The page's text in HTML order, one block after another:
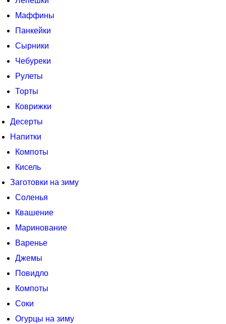
Маффины
Панкейки
Сырники
Чебуреки
Рулеты
Торты
Коврижки
Десерты
Напитки
Компоты
Кисель
Заготовки на зиму
Соленья
Квашение
Маринование
Варенье
Джемы
Повидло
Компоты
Соки
Огурцы на зиму